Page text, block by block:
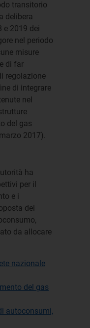
transitorio
delibera
e 2019 dei
nel periodo
misure
di far
regolazione
di integrare
nel
del gas
2017).
ha
per il
e i
dei
da allocare
nazionale
del gas
autoconsumi,